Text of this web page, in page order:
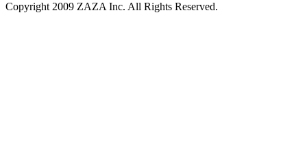
Copyright 2009 ZAZA Inc. All Rights Reserved.